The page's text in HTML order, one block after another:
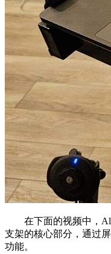
在下面的视频中，
支架的核心部分，通过
功能。